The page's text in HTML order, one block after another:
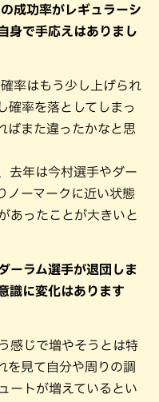
成功率がレギュラーシ
身で手応えはありまし
率はもう少し上げられ
確率を落としてしまっ
ばまた違ったかなと思
去年は今村選手やダー
ノーマークに近い状態
あったことが大きいと
ーラム選手が退団しま
識に変化はあります
感じで増やそうとは特
を見て自分や周りの調
ートが増えているとい